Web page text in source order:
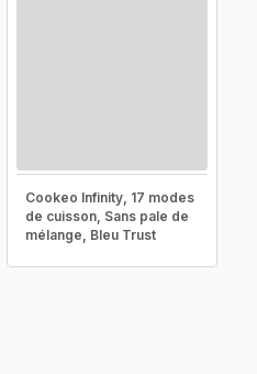
Cookeo Infinity, 17 modes
de cuisson, Sans pale de
mélange, Bleu Trust